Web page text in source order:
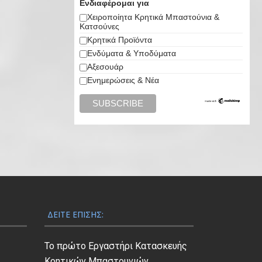
.
4
.
0
0
€
0
.
e
w
s
:
€
6
0
.
ή
ε
ί
ν
ι
:
€
5
Ενδιαφέρομαι για
Χειροποίητα Κρητικά Μπαστούνια &
Κατσούνες
Κρητικά Προϊόντα
Ενδύματα & Υποδύματα
Αξεσουάρ
Ενημερώσεις & Νέα
ΔΕΊΤΕ ΕΠΊΣΗΣ:
Το πρώτο Εργαστήρι Κατασκευής